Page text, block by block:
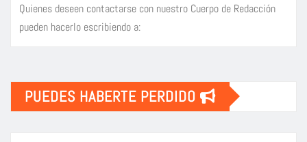
Quienes deseen contactarse con nuestro Cuerpo de Redacción
pueden hacerlo escribiendo a:
PUEDES HABERTE PERDIDO